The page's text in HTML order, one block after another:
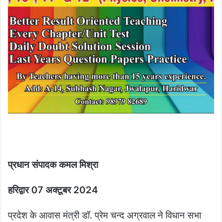
प्रधान संपादक कमल मिश्रा
हरिद्वार 07 अक्टूबर 2024
प्रदेश के आवास मंत्री डॉ. प्रेम चन्द अग्रवाल ने विधान सभा